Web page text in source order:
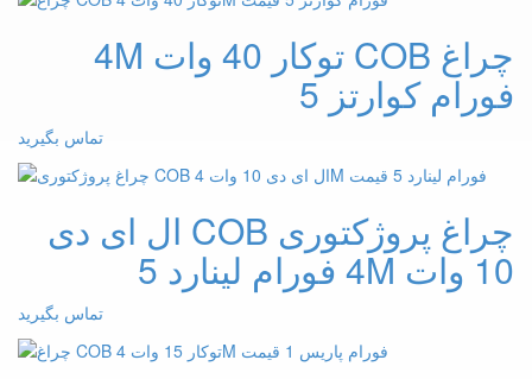
چراغ COB توکار 40 وات 4M
فورام کوارتز 5
تماس بگیرید
چراغ پروژکتوری COB ال ای دی
10 وات 4M فورام لینارد 5
تماس بگیرید